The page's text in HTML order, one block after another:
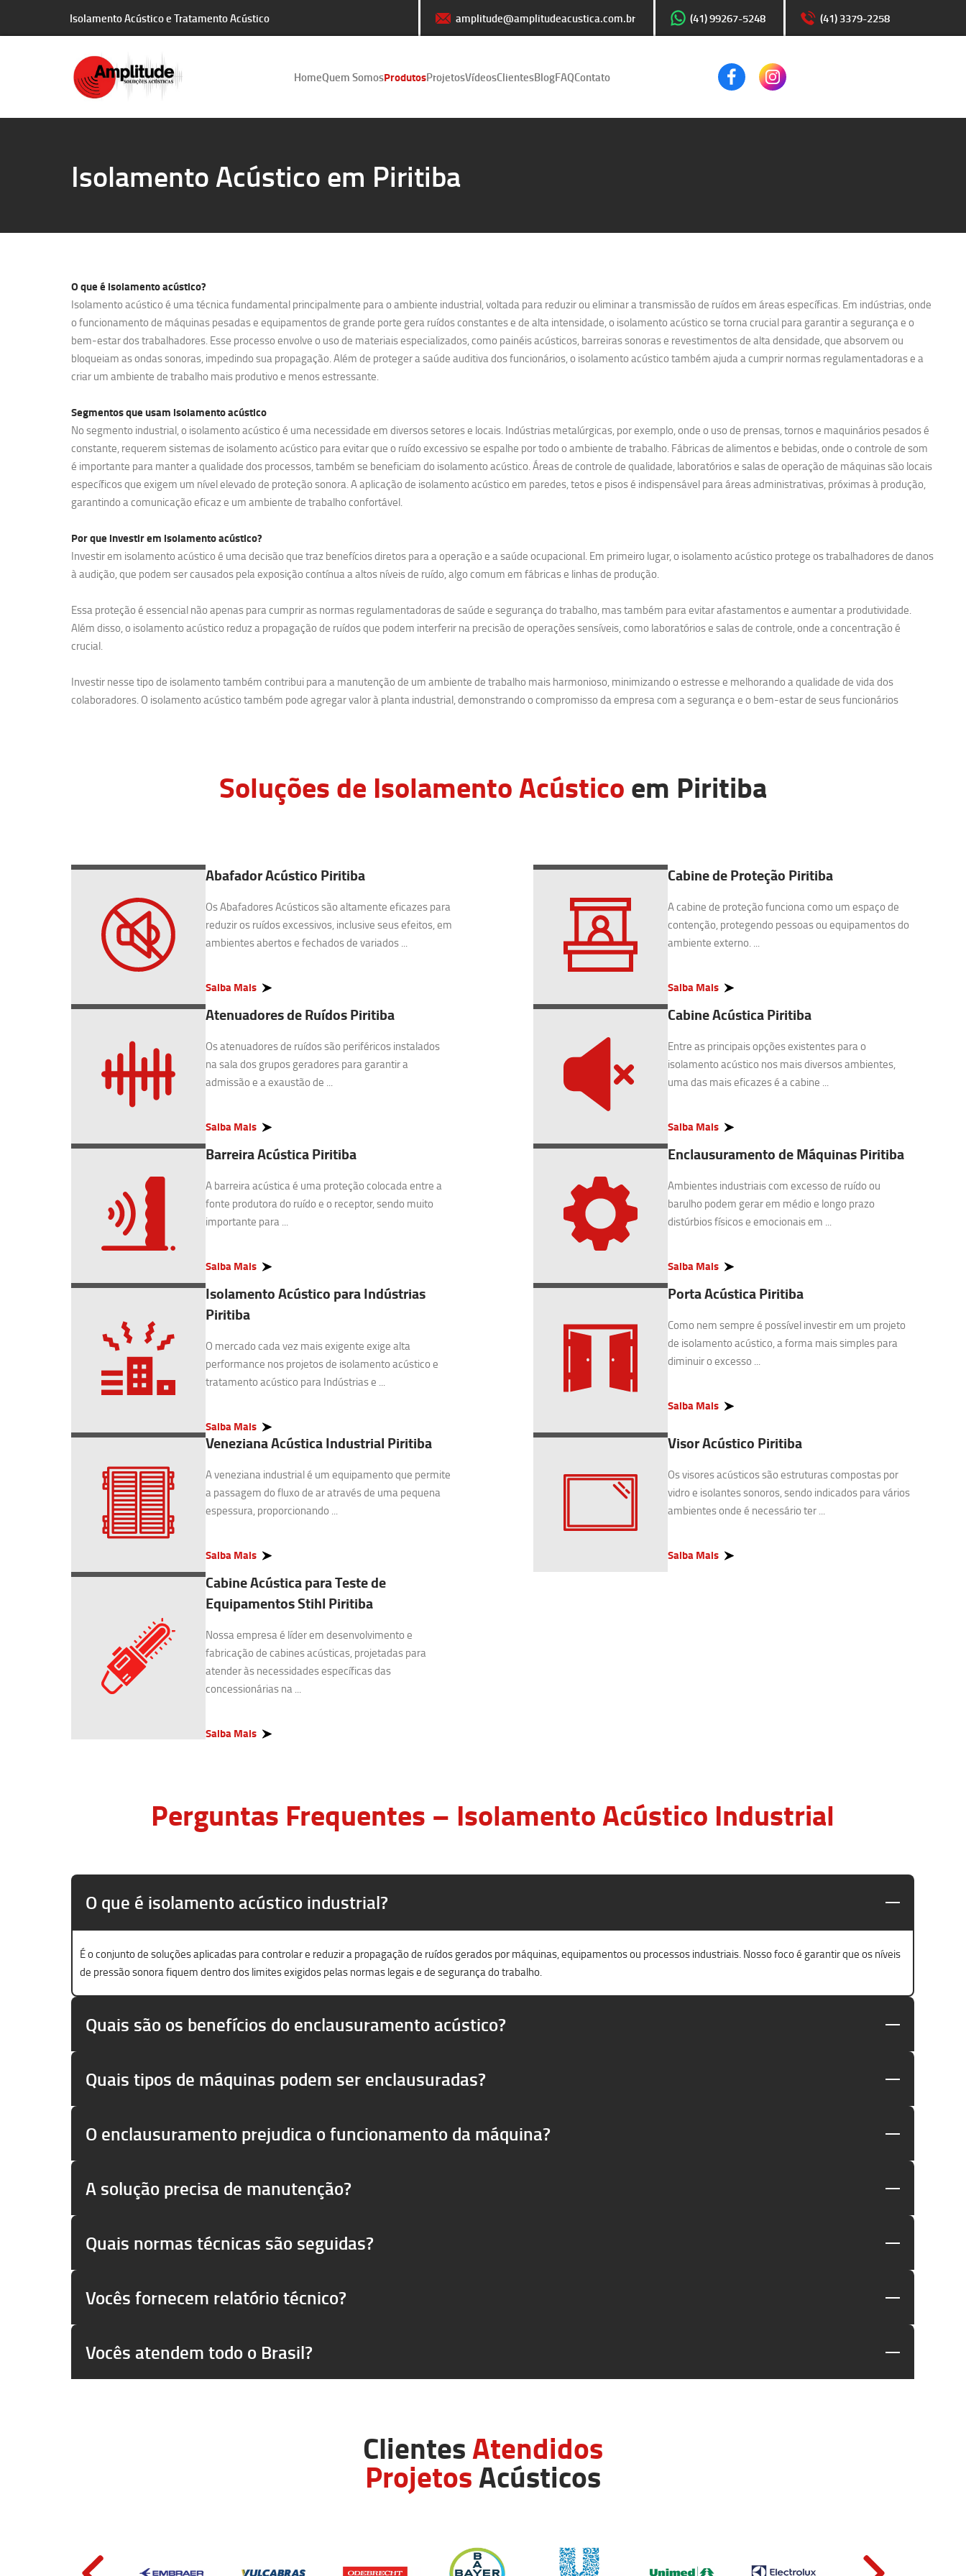
Isolamento Acústico e Tratamento Acústico amplitude@amplitudeacustica.com.br (41) 99267-5248 (41) 3379-2258
HomeQuem SomosProdutosProjetosVídeosClientesBlogFAQContato
Isolamento Acústico em Piritiba
O que é isolamento acústico?
Isolamento acústico é uma técnica fundamental principalmente para o ambiente industrial, voltada para reduzir ou eliminar a transmissão de ruídos em áreas específicas. Em indústrias, onde
o funcionamento de máquinas pesadas e equipamentos de grande porte gera ruídos constantes e de alta intensidade, o isolamento acústico se torna crucial para garantir a segurança e o
bem-estar dos trabalhadores. Esse processo envolve o uso de materiais especializados, como painéis acústicos, barreiras sonoras e revestimentos de alta densidade, que absorvem ou
bloqueiam as ondas sonoras, impedindo sua propagação. Além de proteger a saúde auditiva dos funcionários, o isolamento acústico também ajuda a cumprir normas regulamentadoras e a
criar um ambiente de trabalho mais produtivo e menos estressante.
Segmentos que usam isolamento acústico
No segmento industrial, o isolamento acústico é uma necessidade em diversos setores e locais. Indústrias metalúrgicas, por exemplo, onde o uso de prensas, tornos e maquinários pesados é
constante, requerem sistemas de isolamento acústico para evitar que o ruído excessivo se espalhe por todo o ambiente de trabalho. Fábricas de alimentos e bebidas, onde o controle de som
é importante para manter a qualidade dos processos, também se beneficiam do isolamento acústico. Áreas de controle de qualidade, laboratórios e salas de operação de máquinas são locais
específicos que exigem um nível elevado de proteção sonora. A aplicação de isolamento acústico em paredes, tetos e pisos é indispensável para áreas administrativas, próximas à produção,
garantindo a comunicação eficaz e um ambiente de trabalho confortável.
Por que investir em isolamento acústico?
Investir em isolamento acústico é uma decisão que traz benefícios diretos para a operação e a saúde ocupacional. Em primeiro lugar, o isolamento acústico protege os trabalhadores de danos
à audição, que podem ser causados pela exposição contínua a altos níveis de ruído, algo comum em fábricas e linhas de produção.
Essa proteção é essencial não apenas para cumprir as normas regulamentadoras de saúde e segurança do trabalho, mas também para evitar afastamentos e aumentar a produtividade.
Além disso, o isolamento acústico reduz a propagação de ruídos que podem interferir na precisão de operações sensíveis, como laboratórios e salas de controle, onde a concentração é
crucial.
Investir nesse tipo de isolamento também contribui para a manutenção de um ambiente de trabalho mais harmonioso, minimizando o estresse e melhorando a qualidade de vida dos
colaboradores. O isolamento acústico também pode agregar valor à planta industrial, demonstrando o compromisso da empresa com a segurança e o bem-estar de seus funcionários
Soluções de Isolamento Acústicoem Piritiba
Abafador Acústico Piritiba
Os Abafadores Acústicos são altamente eficazes para
reduzir os ruídos excessivos, inclusive seus efeitos, em
ambientes abertos e fechados de variados ...
Saiba Mais
Cabine de Proteção Piritiba
A cabine de proteção funciona como um espaço de
contenção, protegendo pessoas ou equipamentos do
ambiente externo. ...
Saiba Mais
Atenuadores de Ruídos Piritiba
Os atenuadores de ruídos são periféricos instalados
na sala dos grupos geradores para garantir a
admissão e a exaustão de ...
Saiba Mais
Cabine Acústica Piritiba
Entre as principais opções existentes para o
isolamento acústico nos mais diversos ambientes,
uma das mais eficazes é a cabine ...
Saiba Mais
Barreira Acústica Piritiba
A barreira acústica é uma proteção colocada entre a
fonte produtora do ruído e o receptor, sendo muito
importante para ...
Saiba Mais
Enclausuramento de Máquinas Piritiba
Ambientes industriais com excesso de ruído ou
barulho podem gerar em médio e longo prazo
distúrbios físicos e emocionais em ...
Saiba Mais
Isolamento Acústico para Indústrias
Piritiba
O mercado cada vez mais exigente exige alta
performance nos projetos de isolamento acústico e
tratamento acústico para Indústrias e ...
Saiba Mais
Porta Acústica Piritiba
Como nem sempre é possível investir em um projeto
de isolamento acústico, a forma mais simples para
diminuir o excesso ...
Saiba Mais
Veneziana Acústica Industrial Piritiba
A veneziana industrial é um equipamento que permite
a passagem do fluxo de ar através de uma pequena
espessura, proporcionando ...
Saiba Mais
Visor Acústico Piritiba
Os visores acústicos são estruturas compostas por
vidro e isolantes sonoros, sendo indicados para vários
ambientes onde é necessário ter ...
Saiba Mais
Cabine Acústica para Teste de
Equipamentos Stihl Piritiba
Nossa empresa é líder em desenvolvimento e
fabricação de cabines acústicas, projetadas para
atender às necessidades específicas das
concessionárias na ...
Saiba Mais
Perguntas Frequentes – Isolamento Acústico Industrial
O que é isolamento acústico industrial?
É o conjunto de soluções aplicadas para controlar e reduzir a propagação de ruídos gerados por máquinas, equipamentos ou processos industriais. Nosso foco é garantir que os níveis
de pressão sonora fiquem dentro dos limites exigidos pelas normas legais e de segurança do trabalho.
Quais são os benefícios do enclausuramento acústico?
Quais tipos de máquinas podem ser enclausuradas?
O enclausuramento prejudica o funcionamento da máquina?
A solução precisa de manutenção?
Quais normas técnicas são seguidas?
Vocês fornecem relatório técnico?
Vocês atendem todo o Brasil?
ClientesAtendidos
ProjetosAcústicos